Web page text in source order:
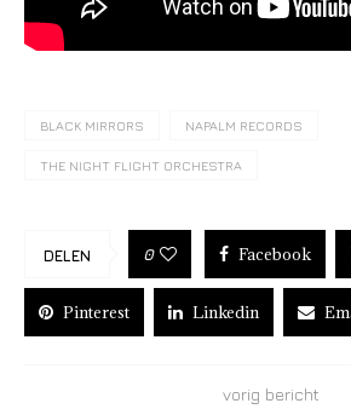
BLACK MIRRORS NAPALM RECORDS
THE NIGHT FLIGHT ORCHESTRA
DELEN 0 Facebook
Pinterest Linkedin
vorig bericht